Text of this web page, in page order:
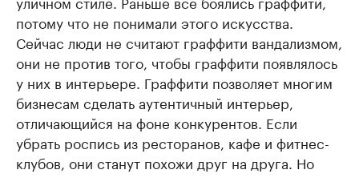
потому что не понимали этого искусства.
Сейчас люди не считают граффити вандализмом,
они не против того, чтобы граффити появлялось
у них в интерьере. Граффити позволяет многим
бизнесам сделать аутентичный интерьер,
отличающийся на фоне конкурентов. Если
убрать роспись из ресторанов, кафе и фитнес-
клубов, они станут похожи друг на друга. Но